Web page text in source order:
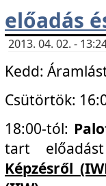
előadás
2013. 04. 02. -
Kedd:
Csütörtök:
18:00-tól:
tart
Képzésről